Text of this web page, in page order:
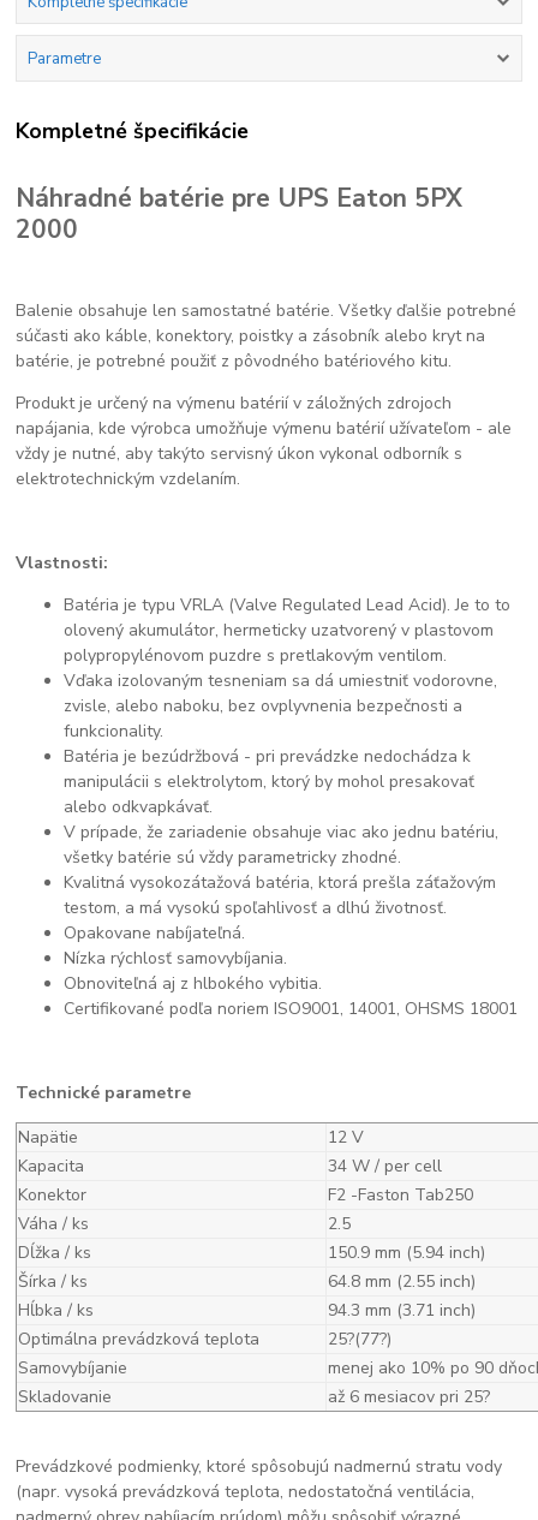
Parametre
Kompletné špecifikácie
Náhradné batérie pre UPS Eaton 5PX
2000
Balenie obsahuje len samostatné batérie. Všetky ďalšie potrebné
súčasti ako káble, konektory, poistky a zásobník alebo kryt na
batérie, je potrebné použiť z pôvodného batériového kitu.
Produkt je určený na výmenu batérií v záložných zdrojoch
napájania, kde výrobca umožňuje výmenu batérií užívateľom - ale
vždy je nutné, aby takýto servisný úkon vykonal odborník s
elektrotechnickým vzdelaním.
Vlastnosti:
Batéria je typu VRLA (Valve Regulated Lead Acid). Je to to
olovený akumulátor, hermeticky uzatvorený v plastovom
polypropylénovom puzdre s pretlakovým ventilom.
Vďaka izolovaným tesneniam sa dá umiestniť vodorovne,
zvisle, alebo naboku, bez ovplyvnenia bezpečnosti a
funkcionality.
Batéria je bezúdržbová - pri prevádzke nedochádza k
manipulácii s elektrolytom, ktorý by mohol presakovať
alebo odkvapkávať.
V prípade, že zariadenie obsahuje viac ako jednu batériu,
všetky batérie sú vždy parametricky zhodné.
Kvalitná vysokozátažová batéria, ktorá prešla záťažovým
testom, a má vysokú spoľahlivosť a dlhú životnosť.
Opakovane nabíjateľná.
Nízka rýchlosť samovybíjania.
Obnoviteľná aj z hlbokého vybitia.
Certifikované podľa noriem ISO9001, 14001, OHSMS 18001
Technické parametre
Napätie
12 V
Kapacita
34 W / per cell
Konektor
F2 -Faston Tab250
Váha / ks
2.5
Dĺžka / ks
150.9 mm (5.94 inch)
Šírka / ks
64.8 mm (2.55 inch)
Hĺbka / ks
94.3 mm (3.71 inch)
Optimálna prevádzková teplota
25?(77?)
Samovybíjanie
menej ako 10% po 90
Skladovanie
až 6 mesiacov pri 25?
Prevádzkové podmienky, ktoré spôsobujú nadmernú stratu vody
(napr. vysoká prevádzková teplota, nedostatočná ventilácia,